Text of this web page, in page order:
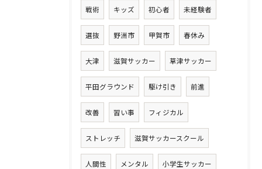
戦術 キッズ 初心者 未経験者
選抜 野洲市 甲賀市 春休み
大津 滋賀サッカー 草津サッカー
平田グラウンド 駆け引き 前進
改善 習い事 フィジカル
ストレッチ 滋賀サッカースクール
人間性 メンタル 小学生サッカー